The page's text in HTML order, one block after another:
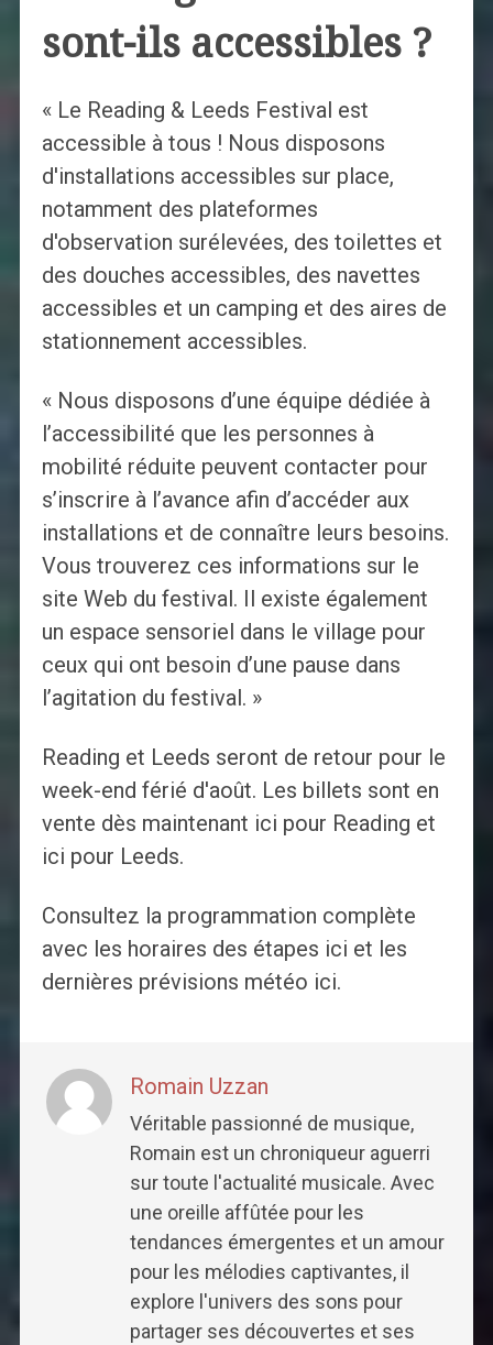
sont-ils accessibles ?
« Le Reading & Leeds Festival est
accessible à tous ! Nous disposons
d'installations accessibles sur place,
notamment des plateformes
d'observation surélevées, des toilettes et
des douches accessibles, des navettes
accessibles et un camping et des aires de
stationnement accessibles.
« Nous disposons d’une équipe dédiée à
l’accessibilité que les personnes à
mobilité réduite peuvent contacter pour
s’inscrire à l’avance afin d’accéder aux
installations et de connaître leurs besoins.
Vous trouverez ces informations sur le
site Web du festival. Il existe également
un espace sensoriel dans le village pour
ceux qui ont besoin d’une pause dans
l’agitation du festival. »
Reading et Leeds seront de retour pour le
week-end férié d'août. Les billets sont en
vente dès maintenant ici pour Reading et
ici pour Leeds.
Consultez la programmation complète
avec les horaires des étapes ici et les
dernières prévisions météo ici.
Romain Uzzan
Véritable passionné de musique,
Romain est un chroniqueur aguerri
sur toute l'actualité musicale. Avec
une oreille affûtée pour les
tendances émergentes et un amour
pour les mélodies captivantes, il
explore l'univers des sons pour
partager ses découvertes et ses